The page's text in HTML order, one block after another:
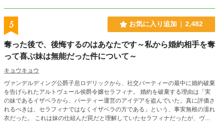
5 お気に入り追加 2,482
奪った後で、後悔するのはあなたです～私から婚約相手を奪
って喜ぶ妹は無能だった件について～
キョウキョウ
ヴァンデルディング公爵子息ロデリックから、社交パーティーの最中に婚約破棄
を告げられたアルトヴェール侯爵令嬢セラフィナ。 婚約を破棄する理由は「実
の妹であるイザベラから、パーティー運営のアイデアを盗んでいた。真に評価さ
れるべきは、セラフィナではなくイザベラの方である」という、事実無根の濡れ
衣だった。 これは妹の仕組んだ罠だと理解していたセラフィナだったが、ヴァ